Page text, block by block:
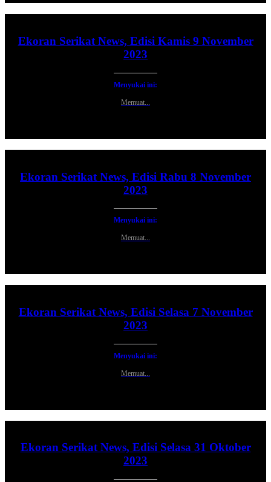
Ekoran Serikat News, Edisi Kamis 9 November
2023
Menyukai ini:
Memuat...
Ekoran Serikat News, Edisi Rabu 8 November
2023
Menyukai ini:
Memuat...
Ekoran Serikat News, Edisi Selasa 7 November
2023
Menyukai ini:
Memuat...
Ekoran Serikat News, Edisi Selasa 31 Oktober
2023